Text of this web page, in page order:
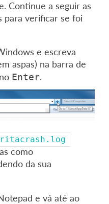
Continue a seguir as
para verificar se foi
e escreva
aspas) na barra de
Enter.
como
da sua
e vá até ao